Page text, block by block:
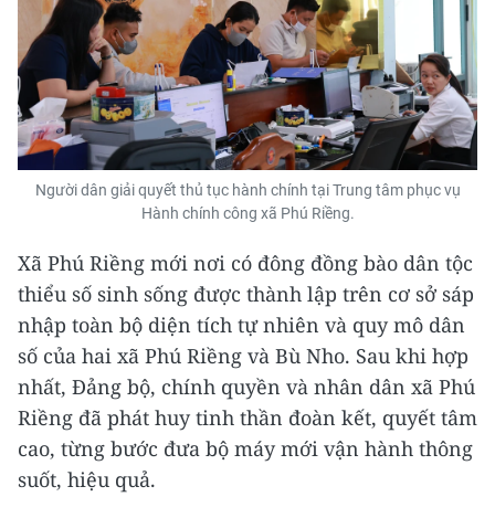
Người dân giải quyết thủ tục hành chính tại Trung tâm phục vụ
Hành chính công xã Phú Riềng.
Xã Phú Riềng mới nơi có đông đồng bào dân tộc
thiểu số sinh sống được thành lập trên cơ sở sáp
nhập toàn bộ diện tích tự nhiên và quy mô dân
số của hai xã Phú Riềng và Bù Nho. Sau khi hợp
nhất, Đảng bộ, chính quyền và nhân dân xã Phú
Riềng đã phát huy tinh thần đoàn kết, quyết tâm
cao, từng bước đưa bộ máy mới vận hành thông
suốt, hiệu quả.